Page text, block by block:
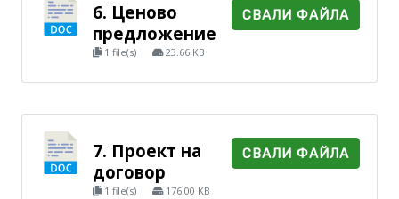
6. Ценово
предложение
1 file(s) 23.66 KB
СВАЛИ ФАЙЛА
7. Проект на
договор
1 file(s) 176.00 KB
СВАЛИ ФАЙЛА